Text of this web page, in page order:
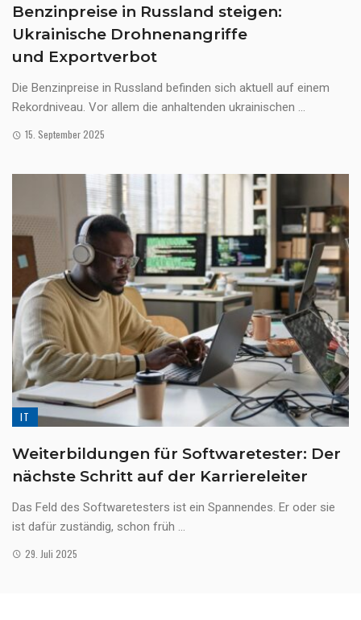
Benzinpreise in Russland steigen:
Ukrainische Drohnenangriffe
und Exportverbot
Die Benzinpreise in Russland befinden sich aktuell auf einem
Rekordniveau. Vor allem die anhaltenden ukrainischen ...
15. September 2025
IT
Weiterbildungen für Softwaretester: Der
nächste Schritt auf der Karriereleiter
Das Feld des Softwaretesters ist ein Spannendes. Er oder sie
ist dafür zuständig, schon früh ...
29. Juli 2025